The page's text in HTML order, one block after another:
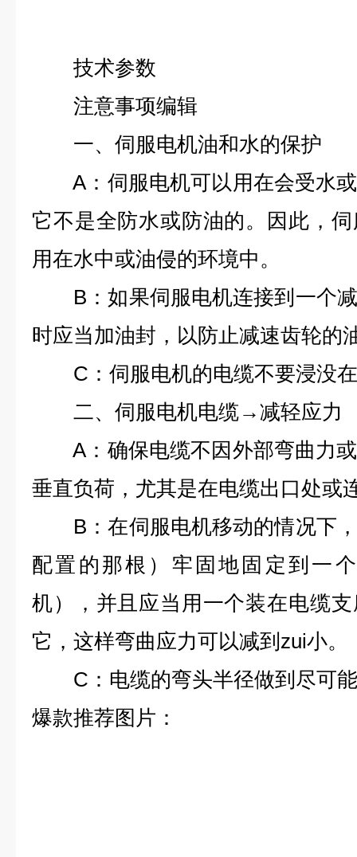
技术参数
注意事项编辑
一、伺服电机油和水的保护
A：伺服电机可以用在会受水或
它不是全防水或防油的。因此，
用在水中或油侵的环境中。
B：如果伺服电机连接到一个减
时应当加油封，以防止减速齿轮的
C：伺服电机的电缆不要浸没在
二、伺服电机电缆→减轻应力
A：确保电缆不因外部弯曲力或
垂直负荷，尤其是在电缆出口处或
B：在伺服电机移动的情况下，
配置的那根）牢固地固定到一
机），并且应当用一个装在电缆
它，这样弯曲应力可以减到zui小。
C：电缆的弯头半径做到尽可
爆款推荐图片：